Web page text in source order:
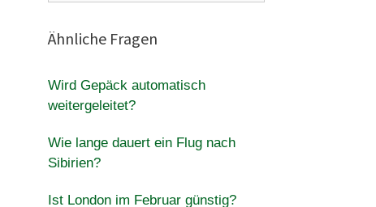
Ähnliche Fragen
Wird Gepäck automatisch
weitergeleitet?
Wie lange dauert ein Flug nach
Sibirien?
Ist London im Februar günstig?